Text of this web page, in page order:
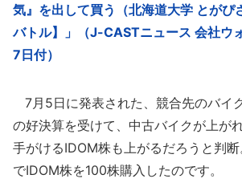
気』を出して買う（北海道大学 とがぴ
バトル】」（J-CASTニュース 会社ウ
7日付）
7月5日に発表された、競合先のバイ
の好決算を受けて、中古バイクが上が
手がけるIDOM株も上がるだろうと判
でIDOM株を100株購入したのです。